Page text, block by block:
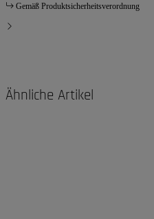
Gemäß Produktsicherheitsverordnung
Ähnliche Artikel